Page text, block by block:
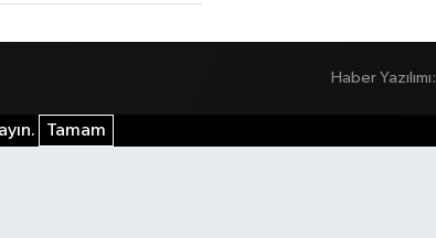
Haber Yazılımı:
Tamam